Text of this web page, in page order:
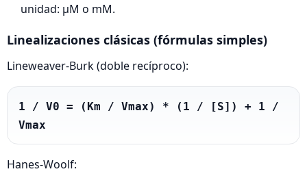
unidad: µM o mM.
Linealizaciones clásicas (fórmulas simples)
Lineweaver‑Burk (doble recíproco):
1 / V0 = (Km / Vmax) * (1 / [S]) + 1 /
Vmax
Hanes‑Woolf: